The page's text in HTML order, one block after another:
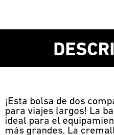
¡Esta bolsa de dos
para viajes largos! La
ideal para el
más grandes. La